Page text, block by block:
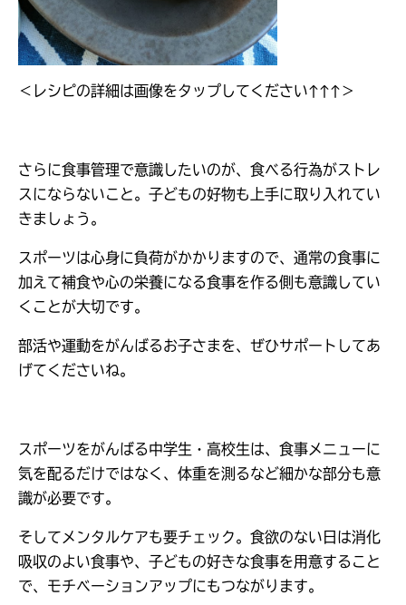
＜レシピの詳細は画像をタップしてください↑↑↑＞
さらに食事管理で意識したいのが、食べる行為がストレ
スにならないこと。子どもの好物も上手に取り入れてい
きましょう。
スポーツは心身に負荷がかかりますので、通常の食事に
加えて補食や心の栄養になる食事を作る側も意識してい
くことが大切です。
部活や運動をがんばるお子さまを、ぜひサポートしてあ
げてくださいね。
スポーツをがんばる中学生・高校生は、食事メニューに
気を配るだけではなく、体重を測るなど細かな部分も意
識が必要です。
そしてメンタルケアも要チェック。食欲のない日は消化
吸収のよい食事や、子どもの好きな食事を用意すること
で、モチベーションアップにもつながります。